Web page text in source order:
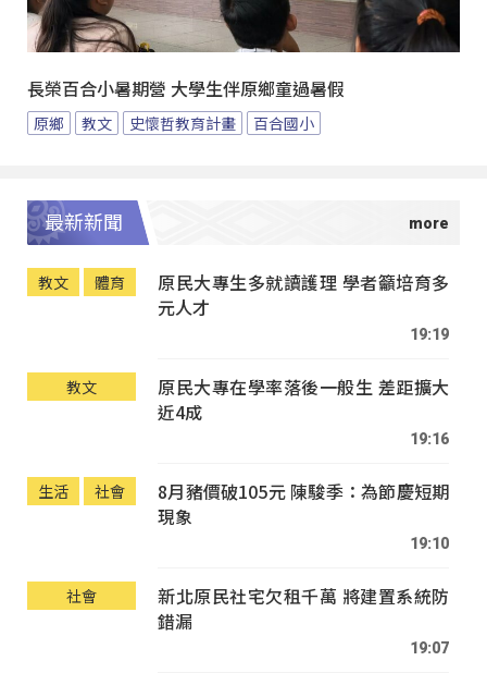
長榮百合小暑期營 大學生伴原鄉童過暑假
原鄉 教文 史懷哲教育計畫 百合國小
最新新聞
教文 體育
原民大專生多就讀護理 學者籲培育多
元人才
19:19
教文
原民大專在學率落後一般生 差距擴大
近4成
19:16
生活 社會
8月豬價破105元 陳駿季：為節慶短期
現象
19:10
社會
新北原民社宅欠租千萬 將建置系統防
錯漏
19:07